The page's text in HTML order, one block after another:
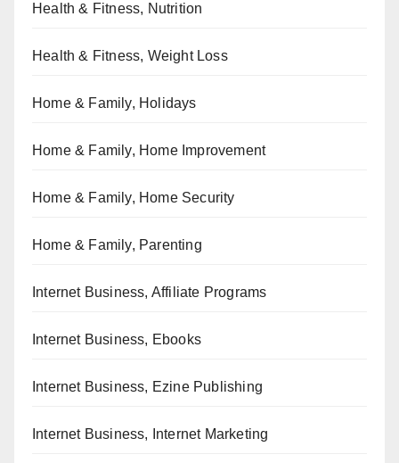
Health & Fitness, Nutrition
Health & Fitness, Weight Loss
Home & Family, Holidays
Home & Family, Home Improvement
Home & Family, Home Security
Home & Family, Parenting
Internet Business, Affiliate Programs
Internet Business, Ebooks
Internet Business, Ezine Publishing
Internet Business, Internet Marketing